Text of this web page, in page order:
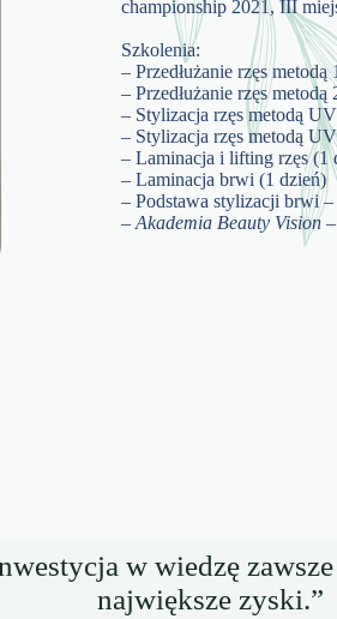
championship 2021, III
Szkolenia:
– Przedłużanie rzęs
– Przedłużanie rzęs
– Stylizacja rzęs metodą
– Stylizacja rzęs metodą
– Laminacja i lifting rzęs (1
– Laminacja brwi (1 dzień)
– Podstawa stylizacji brwi
– Akademia Beauty Vision –
w wiedzę
największe zyski.”